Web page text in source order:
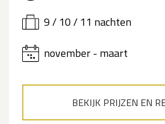
9 / 10 / 11 nachten
november - maart
BEKIJK PRIJZEN EN